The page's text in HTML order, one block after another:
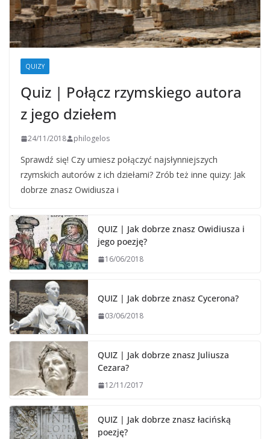
QUIZY
Quiz | Połącz rzymskiego autora
z jego dziełem
24/11/2018 philogelos
Sprawdź się! Czy umiesz połączyć najsłynniejszych
rzymskich autorów z ich dziełami? Zrób też inne quizy: Jak
dobrze znasz Owidiusza i
QUIZ | Jak dobrze znasz Owidiusza i
jego poezję?
16/06/2018
QUIZ | Jak dobrze znasz Cycerona?
03/06/2018
QUIZ | Jak dobrze znasz Juliusza
Cezara?
12/11/2017
QUIZ | Jak dobrze znasz łacińską
poezję?